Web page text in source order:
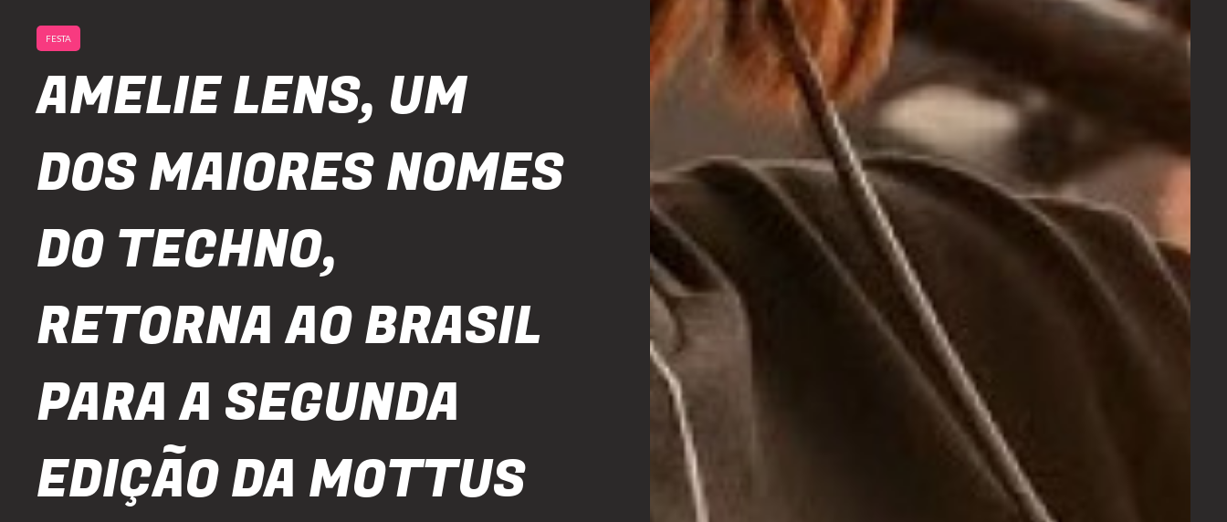
FESTA
AMELIE LENS, UM
DOS MAIORES NOMES
DO TECHNO,
RETORNA AO BRASIL
PARA A SEGUNDA
EDIÇÃO DA MOTTUS